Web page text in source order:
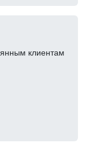
клиентам